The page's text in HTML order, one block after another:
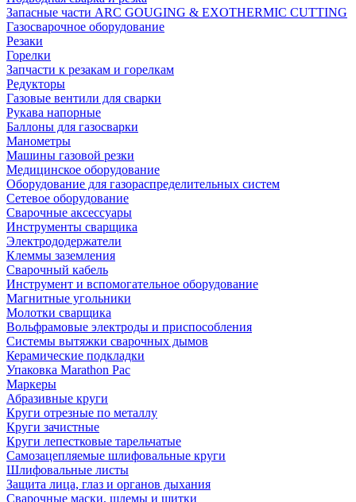
Запасные части ARC GOUGING & EXOTHERMIC CUTTING
Газосварочное оборудование
Резаки
Горелки
Запчасти к резакам и горелкам
Редукторы
Газовые вентили для сварки
Рукава напорные
Баллоны для газосварки
Манометры
Машины газовой резки
Медицинское оборудование
Оборудование для газораспределительных систем
Сетевое оборудование
Сварочные аксессуары
Инструменты сварщика
Электрододержатели
Клеммы заземления
Сварочный кабель
Инструмент и вспомогательное оборудование
Магнитные угольники
Молотки сварщика
Вольфрамовые электроды и приспособления
Системы вытяжки сварочных дымов
Керамические подкладки
Упаковка Marathon Pac
Маркеры
Абразивные круги
Круги отрезные по металлу
Круги зачистные
Круги лепестковые тарельчатые
Самозацепляемые шлифовальные круги
Шлифовальные листы
Защита лица, глаз и органов дыхания
Сварочные маски, шлемы и щитки